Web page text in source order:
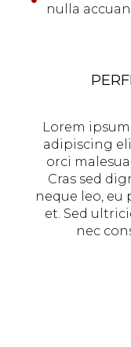
nulla
Lorem
adipiscing
orci
Cras sed
neque leo, eu
et. Sed
nec